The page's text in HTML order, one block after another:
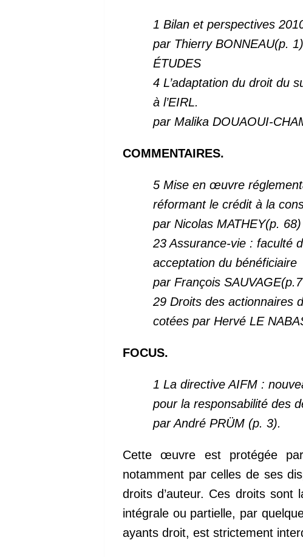
1 Bilan et perspectives
par Thierry BONNEAU(p. 1)
ÉTUDES
4 L’adaptation du droit du
à l’EIRL.
par Malika DOUAOUI-
COMMENTAIRES.
5 Mise en œuvre
réformant le crédit à la
par Nicolas MATHEY(p. 68)
23 Assurance-vie : faculté
acceptation du bénéficiaire
par François
29 Droits des actionnaires
cotées par Hervé LE
FOCUS.
1 La directive AIFM :
pour la responsabilité des
par André PRÜM (p. 3).
Cette œuvre est protégée
notamment par celles de ses
droits d’auteur. Ces droits sont
intégrale ou partielle, par
ayants droit, est strictement